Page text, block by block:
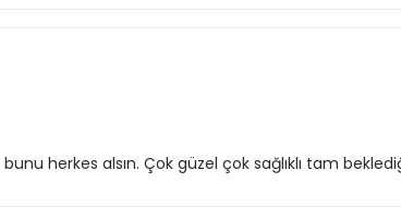
bunu herkes alsın. Çok güzel çok sağlıklı tam